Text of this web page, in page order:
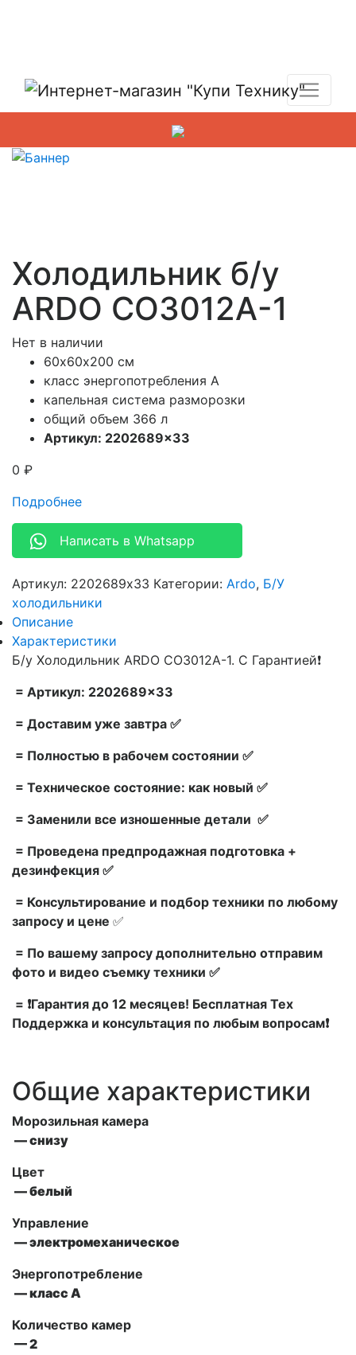
Холодильник б/у
ARDO CO3012A-1
Нет в наличии
60х60х200 см
класс энергопотребления A
капельная система разморозки
общий объем 366 л
Артикул: 2202689×33
0 ₽
Подробнее
Написать в Whatsapp
Артикул: 2202689x33 Категории: Ardo, Б/У
холодильники
Описание
Характеристики
Б/у Холодильник ARDO CO3012A-1. С Гарантией❗
= Артикул: 2202689×33
= Доставим уже завтра ✅
= Полностью в рабочем состоянии ✅
= Техническое состояние: как новый ✅
= Заменили все изношенные детали ✅
= Проведена предпродажная подготовка +
дезинфекция ✅
= Консультирование и подбор техники по любому
запросу и цене ✅
= По вашему запросу дополнительно отправим
фото и видео съемку техники ✅
= ❗Гарантия до 12 месяцев! Бесплатная Тех
Поддержка и консультация по любым вопросам❗
Общие характеристики
Морозильная камера
— снизу
Цвет
— белый
Управление
— электромеханическое
Энергопотребление
— класс А
Количество камер
— 2